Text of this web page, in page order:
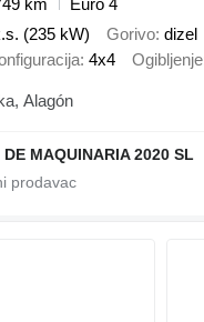
km
Euro 4
(235 kW) Gorivo dizel
4x4 Ogibljenje
Alagón
MAQUINARIA 2020 SL